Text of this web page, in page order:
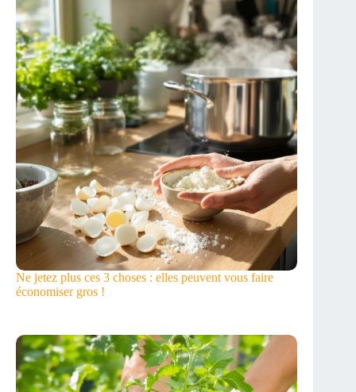
Ne jetez plus ces 3 choses : elles peuvent vous faire
économiser gros !